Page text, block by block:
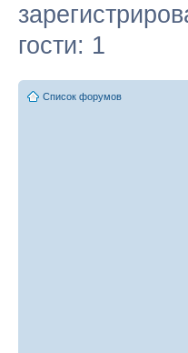
гости: 1
Список форумов